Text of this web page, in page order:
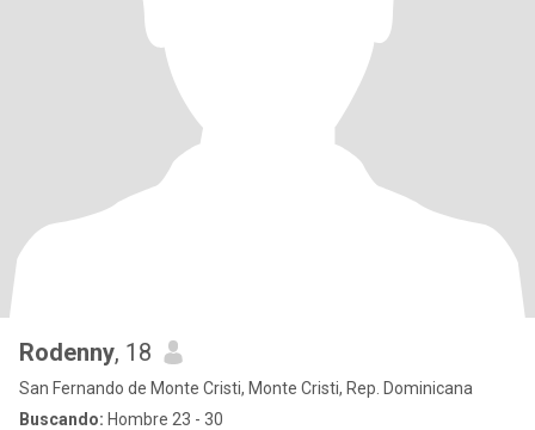
Rodenny, 18
San Fernando de Monte Cristi, Monte Cristi, Rep. Dominicana
Buscando: Hombre 23 - 30